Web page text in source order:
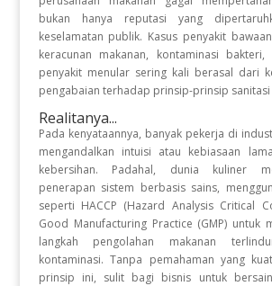
bukan hanya reputasi yang
keselamatan publik. Kasus penyakit
keracunan makanan, kontaminasi
penyakit menular sering kali berasal dari
pengabaian terhadap prinsip-prinsip sanitasi
Realitanya...
Pada kenyataannya, banyak pekerja di
mengandalkan intuisi atau kebiasaan
kebersihan. Padahal, dunia kuliner
penerapan sistem berbasis sains,
seperti HACCP (Hazard Analysis Critical
Good Manufacturing Practice (GMP) untuk
langkah pengolahan makanan
kontaminasi. Tanpa pemahaman yang
prinsip ini, sulit bagi bisnis untuk